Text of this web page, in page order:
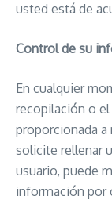
usted está de
Control de su
En cualquier
recopilación o
proporcionada
solicite rellenar
usuario, puede
información por